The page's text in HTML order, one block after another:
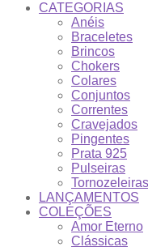
CATEGORIAS
Anéis
Braceletes
Brincos
Chokers
Colares
Conjuntos
Correntes
Cravejados
Pingentes
Prata 925
Pulseiras
Tornozeleiras
LANÇAMENTOS
COLEÇÕES
Amor Eterno
Clássicas